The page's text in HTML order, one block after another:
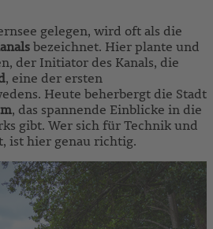
gelegen, wird oft als die
bezeichnet. Hier plante und
der Initiator des Kanals, die
, eine der ersten
Heute beherbergt die Stadt
, das spannende Einblicke in die
gibt. Wer sich für Technik und
ist hier genau richtig.